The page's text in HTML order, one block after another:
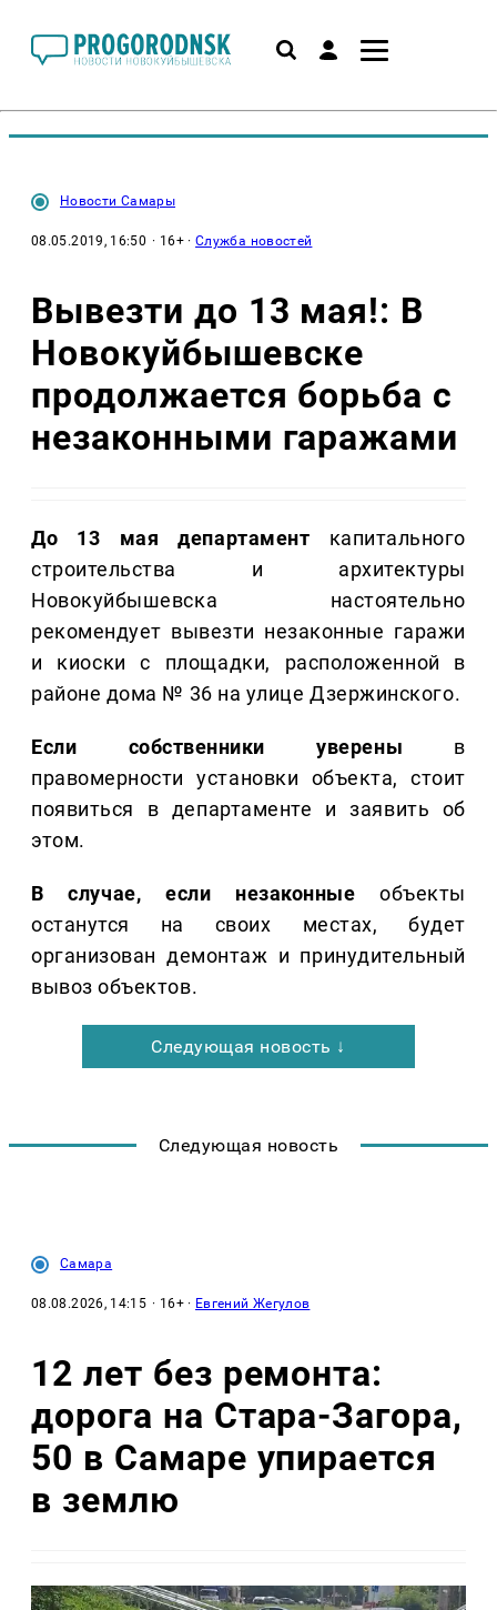
Новости Самары
08.05.2019, 16:50 · 16+ ·Служба новостей
Вывезти до 13 мая!: В
Новокуйбышевске
продолжается борьба с
незаконными гаражами
До 13 мая департамент капитального
строительства и архитектуры
Новокуйбышевска настоятельно
рекомендует вывезти незаконные гаражи
и киоски с площадки, расположенной в
районе дома № 36 на улице Дзержинского.
Если собственники уверены в
правомерности установки объекта, стоит
появиться в департаменте и заявить об
этом.
В случае, если незаконныеобъекты
останутся на своих местах, будет
организован демонтаж и принудительный
вывоз объектов.
Следующая новость ↓
Следующая новость
Самара
08.08.2026, 14:15 · 16+ · Евгений Жегулов
12 лет без ремонта:
дорога на Стара-Загора,
50 в Самаре упирается
в землю